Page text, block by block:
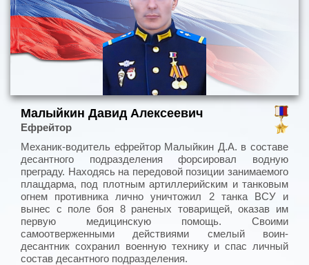
Малыйкин Давид Алексеевич
Ефрейтор
Механик-водитель ефрейтор Малыйкин Д.А. в составе
десантного подразделения форсировал водную
преграду. Находясь на передовой позиции занимаемого
плацдарма, под плотным артиллерийским и танковым
огнем противника лично уничтожил 2 танка ВСУ и
вынес с поле боя 8 раненых товарищей, оказав им
первую медицинскую помощь. Своими
самоотверженными действиями смелый воин-
десантник сохранил военную технику и спас личный
состав десантного подразделения.